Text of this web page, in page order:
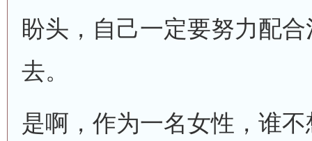
盼头，自己一定要努力配
去。
是啊，作为一名女性，谁